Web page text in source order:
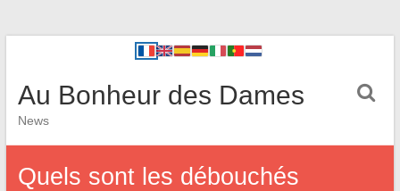
Au Bonheur des Dames
News
Quels sont les débouchés